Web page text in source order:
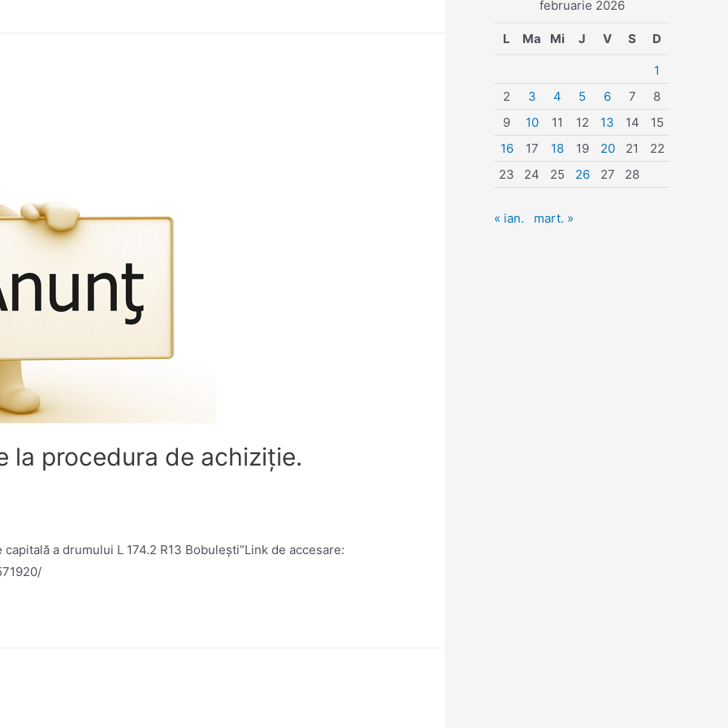
la procedura de achiziție.
a drumului L 174.2 R13 Bobulești”Link de accesare:
februarie 2026
L Ma Mi J V S D
1
2
3 4 5 6 7
8
9
10 11 12 13 14
15
16
17 18 19 20 21
22
23
24 25 26 27 28
« ian. mart. »